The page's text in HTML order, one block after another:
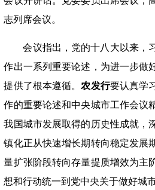
志列席会议。
会议指出，党的十八大以来，
作出一系列重要论述，为进一步做
提供了根本遵循。农发行要认真学
作的重要论述和中央城市工作会议
我国城市发展取得的历史性成就，
镇化正从快速增长期转向稳定发展
量扩张阶段转向存量提质增效为主
想和行动统一到党中央关于做好城